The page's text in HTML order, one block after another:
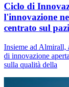
Ciclo di
l'innovazione
centrato sul
Insieme ad Almirall,
di innovazione
sulla qualità della